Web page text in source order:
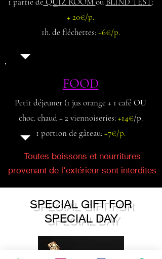
+ 20€/p.
1h. de fléchettes:+6€/p.
FOOD
Petit déjeuner (1 jus orange + 1 café OU
choc. chaud + 2 viennoiseries:+14€/p.
1 portion de gâteau:+7€/p.​
Toutes boissons et nourritures
provenant de l'extérieur sont interdites
SPECIAL GIFT FOR
SPECIAL DAY